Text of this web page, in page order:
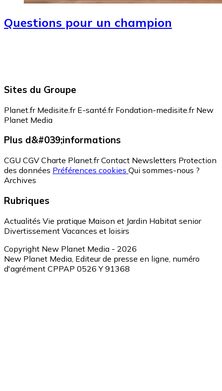
Questions pour un champion
Sites du Groupe
Planet.fr Medisite.fr E-santé.fr Fondation-medisite.fr New
Planet Media
Plus d&#039;informations
CGU CGV Charte Planet.fr Contact Newsletters Protection
des données Préférences cookies Qui sommes-nous ?
Archives
Rubriques
Actualités Vie pratique Maison et Jardin Habitat senior
Divertissement Vacances et loisirs
Copyright New Planet Media - 2026
New Planet Media, Editeur de presse en ligne, numéro
d'agrément CPPAP 0526 Y 91368